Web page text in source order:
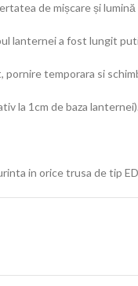
de mișcare și lumină
lanternei a fost lungit
temporara si
la 1cm de baza lanternei).
in orice trusa de tip